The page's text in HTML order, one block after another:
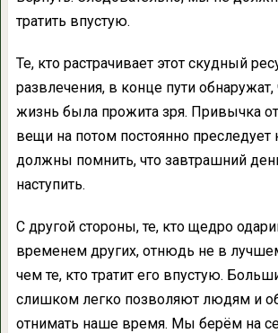
тратить впустую.
Те, кто растрачивает этот скудный
развлечения, в конце пути обнаружат,
жизнь была прожита зря. Привычка
вещи на потом постоянно преследует
должны помнить, что завтрашний
наступить.
С другой стороны, те, кто щедро
временем других, отнюдь не в
чем те, кто тратит его впустую.
слишком легко позволяют людям и
отнимать наше время. Мы берём на